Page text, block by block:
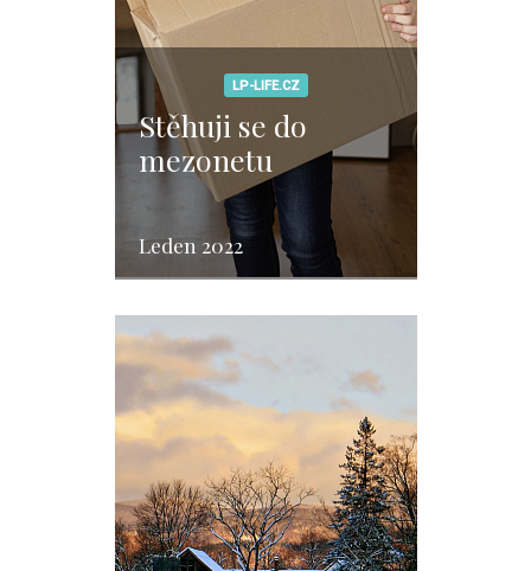
LP-LIFE.CZ
Stěhuji se do
mezonetu
Leden 2022